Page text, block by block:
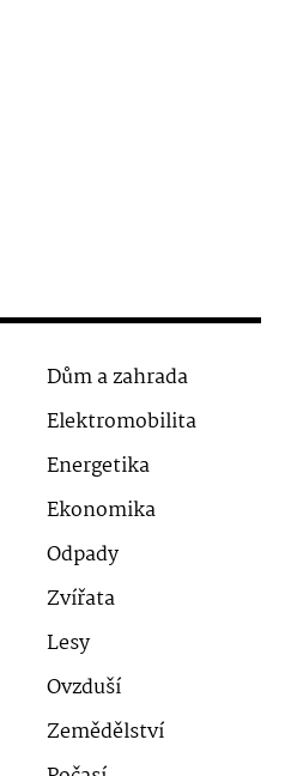
Dům a zahrada
Elektromobilita
Energetika
Ekonomika
Odpady
Zvířata
Lesy
Ovzduší
Zemědělství